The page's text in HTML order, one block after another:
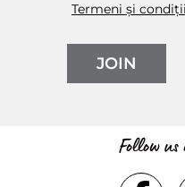
Termeni și
JOIN
Follow